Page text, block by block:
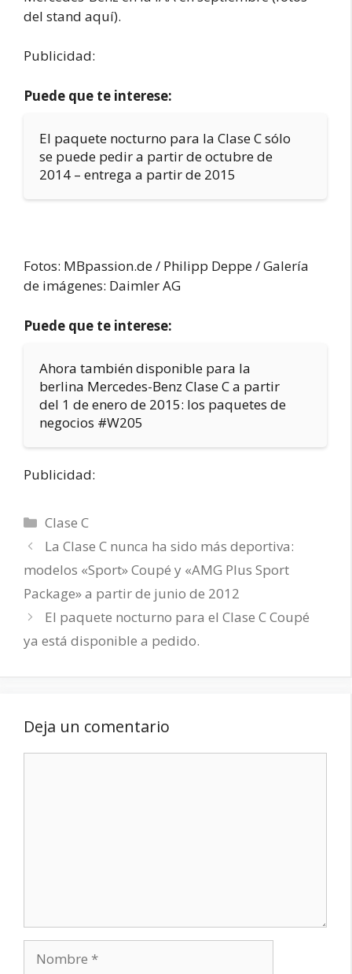
del stand aquí).
Publicidad:
Puede que te interese:
El paquete nocturno para la Clase C sólo
se puede pedir a partir de octubre de
2014 – entrega a partir de 2015
Fotos: MBpassion.de / Philipp Deppe / Galería
de imágenes: Daimler AG
Puede que te interese:
Ahora también disponible para la
berlina Mercedes-Benz Clase C a partir
del 1 de enero de 2015: los paquetes de
negocios #W205
Publicidad:
Categorías
Clase C
La Clase C nunca ha sido más deportiva:
modelos «Sport» Coupé y «AMG Plus Sport
Package» a partir de junio de 2012
El paquete nocturno para el Clase C Coupé
ya está disponible a pedido.
Deja un comentario